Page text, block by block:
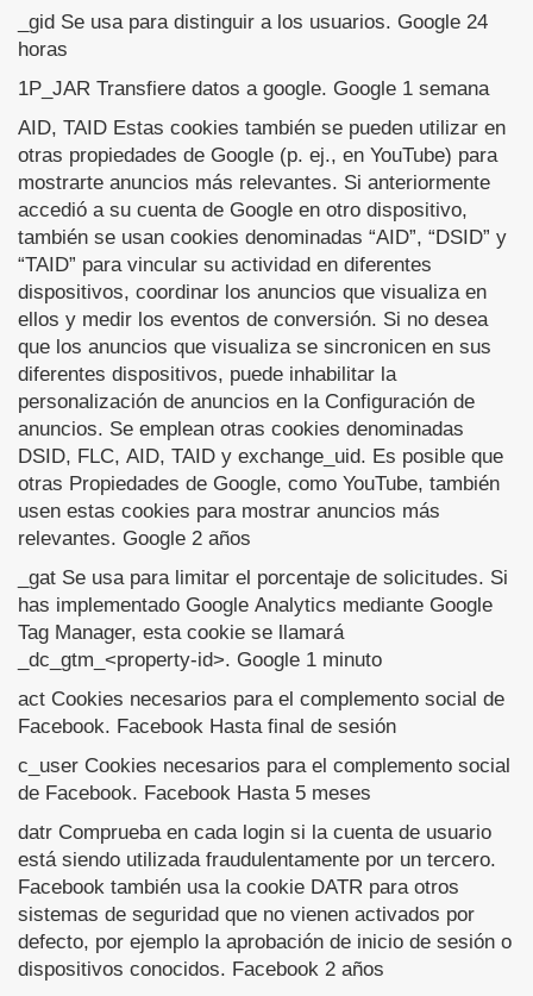
_gid Se usa para distinguir a los usuarios. Google 24
horas
1P_JAR Transfiere datos a google. Google 1 semana
AID, TAID Estas cookies también se pueden utilizar en
otras propiedades de Google (p. ej., en YouTube) para
mostrarte anuncios más relevantes. Si anteriormente
accedió a su cuenta de Google en otro dispositivo,
también se usan cookies denominadas “AID”, “DSID” y
“TAID” para vincular su actividad en diferentes
dispositivos, coordinar los anuncios que visualiza en
ellos y medir los eventos de conversión. Si no desea
que los anuncios que visualiza se sincronicen en sus
diferentes dispositivos, puede inhabilitar la
personalización de anuncios en la Configuración de
anuncios. Se emplean otras cookies denominadas
DSID, FLC, AID, TAID y exchange_uid. Es posible que
otras Propiedades de Google, como YouTube, también
usen estas cookies para mostrar anuncios más
relevantes. Google 2 años
_gat Se usa para limitar el porcentaje de solicitudes. Si
has implementado Google Analytics mediante Google
Tag Manager, esta cookie se llamará
_dc_gtm_<property-id>. Google 1 minuto
act Cookies necesarios para el complemento social de
Facebook. Facebook Hasta final de sesión
c_user Cookies necesarios para el complemento social
de Facebook. Facebook Hasta 5 meses
datr Comprueba en cada login si la cuenta de usuario
está siendo utilizada fraudulentamente por un tercero.
Facebook también usa la cookie DATR para otros
sistemas de seguridad que no vienen activados por
defecto, por ejemplo la aprobación de inicio de sesión o
dispositivos conocidos. Facebook 2 años